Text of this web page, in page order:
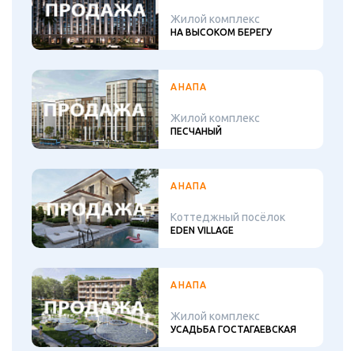
Жилой комплекс
НА ВЫСОКОМ БЕРЕГУ
АНАПА
Жилой комплекс
ПЕСЧАНЫЙ
АНАПА
Коттеджный посёлок
EDEN VILLAGE
АНАПА
Жилой комплекс
УСАДЬБА ГОСТАГАЕВСКАЯ